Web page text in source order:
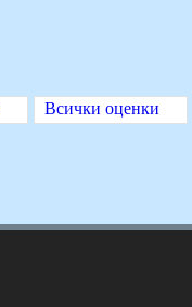
Всички оценки